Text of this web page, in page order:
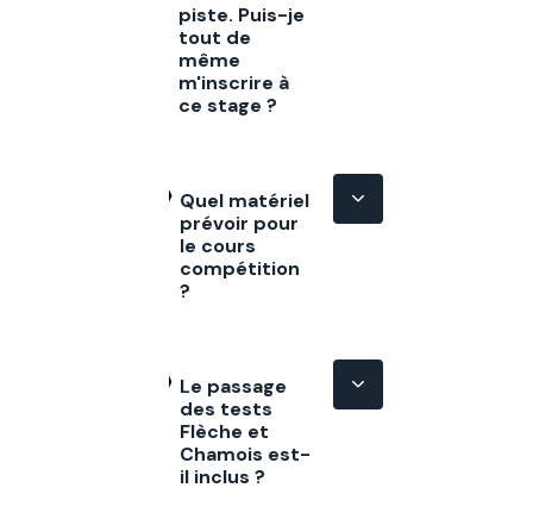
piste. Puis-je
tout de
même
m'inscrire à
ce stage ?
Quel matériel
prévoir pour
le cours
compétition
?
Le passage
des tests
Flèche et
Chamois est-
il inclus ?